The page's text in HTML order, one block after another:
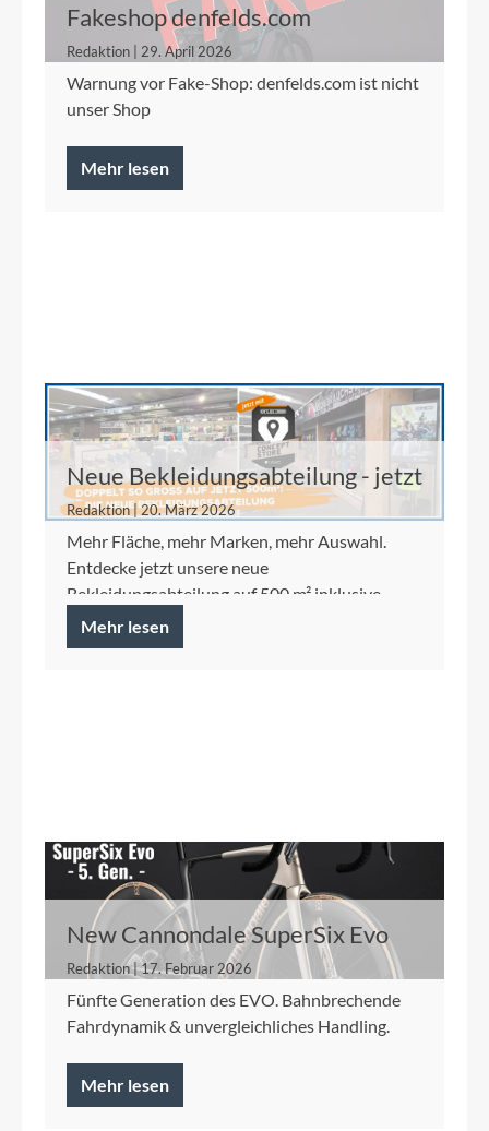
Fakeshop denfelds.com
Redaktion | 29. April 2026
Warnung vor Fake-Shop: denfelds.com ist nicht
unser Shop
Mehr lesen
Neue Bekleidungsabteilung - jetzt
auf 500 m²
Redaktion | 20. März 2026
Mehr Fläche, mehr Marken, mehr Auswahl.
Entdecke jetzt unsere neue
Bekleidungsabteilung auf 500 m² inklusive
Ortlieb Concept Store.
Mehr lesen
New Cannondale SuperSix Evo
Redaktion | 17. Februar 2026
Fünfte Generation des EVO. Bahnbrechende
Fahrdynamik & unvergleichliches Handling.
Mehr lesen